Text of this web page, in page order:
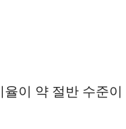
이 약 절반 수준이